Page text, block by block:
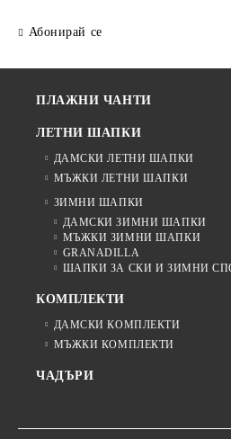
Абонирай се
ПЛАЖНИ ЧАНТИ
ЛЕТНИ ШАПКИ
ДАМСКИ ЛЕТНИ ШАПКИ
МЪЖКИ ЛЕТНИ ШАПКИ
ЗИМНИ ШАПКИ
ДАМСКИ ЗИМНИ ШАПКИ
МЪЖКИ ЗИМНИ ШАПКИ
GRANADILLA
ШАПКИ ЗА СКИ И ЗИМНИ
КОМПЛЕКТИ
ДАМСКИ КОМПЛЕКТИ
МЪЖКИ КОМПЛЕКТИ
ЧАДЪРИ